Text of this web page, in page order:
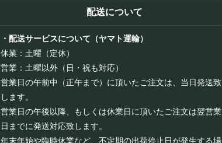
配送について
・配送サービスについて（ヤマト運輸）
休業：土曜（定休）
営業：土曜以外（日・祝も対応）
営業日の午前中（正午まで）に頂いたご注文は、当日発送致
します。
営業日の午後以降、もしくは休業日に頂いたご注文は翌営業
日までに発送対応致します。
年末年始や臨時休業など、不定期の出荷停止日が発生する場